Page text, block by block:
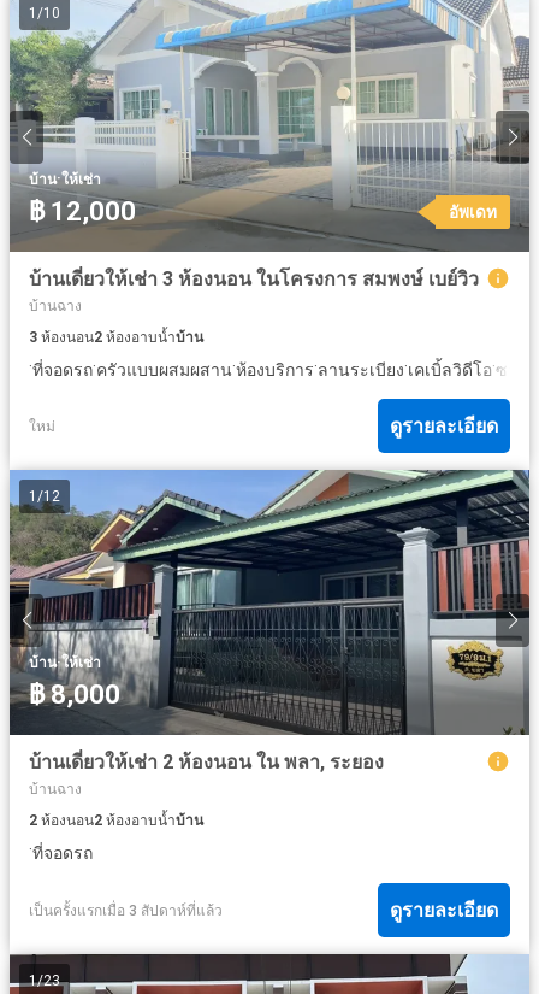
1 /10
บ้าน·ให้เช่า
฿ 12,000 อัพเดท
บ้านเดี่ยวให้เช่า 3 ห้องนอน ในโครงการ สมพงษ์ เบย์วิว
บ้านฉาง
3 ห้องนอน2 ห้องอาบน้ำบ้าน
·ที่จอดรถ·ครัวแบบผสมผสาน·ห้องบริการ·ลานระเบียง·เคเบิ้ลวิดีโอ·ซาว
ใหม่ ดูรายละเอียด
1 /12
บ้าน·ให้เช่า
฿ 8,000
บ้านเดี่ยวให้เช่า 2 ห้องนอน ใน พลา, ระยอง
บ้านฉาง
2 ห้องนอน2 ห้องอาบน้ำบ้าน
·ที่จอดรถ
เป็นครั้งแรกเมื่อ 3 สัปดาห์ที่แล้ว ดูรายละเอียด
1/23